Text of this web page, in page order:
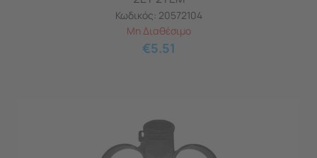
Κωδικός: 20572104
Μη Διαθέσιμο
€5.51